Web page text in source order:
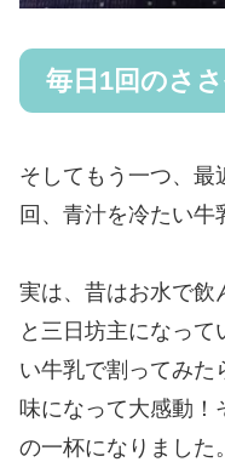
毎日1回のさ
そしてもう一つ、最
回、青汁を冷たい牛
実は、昔はお水で飲
と三日坊主になっ
い牛乳で割ってみた
味になって大感動！
の一杯になりました。